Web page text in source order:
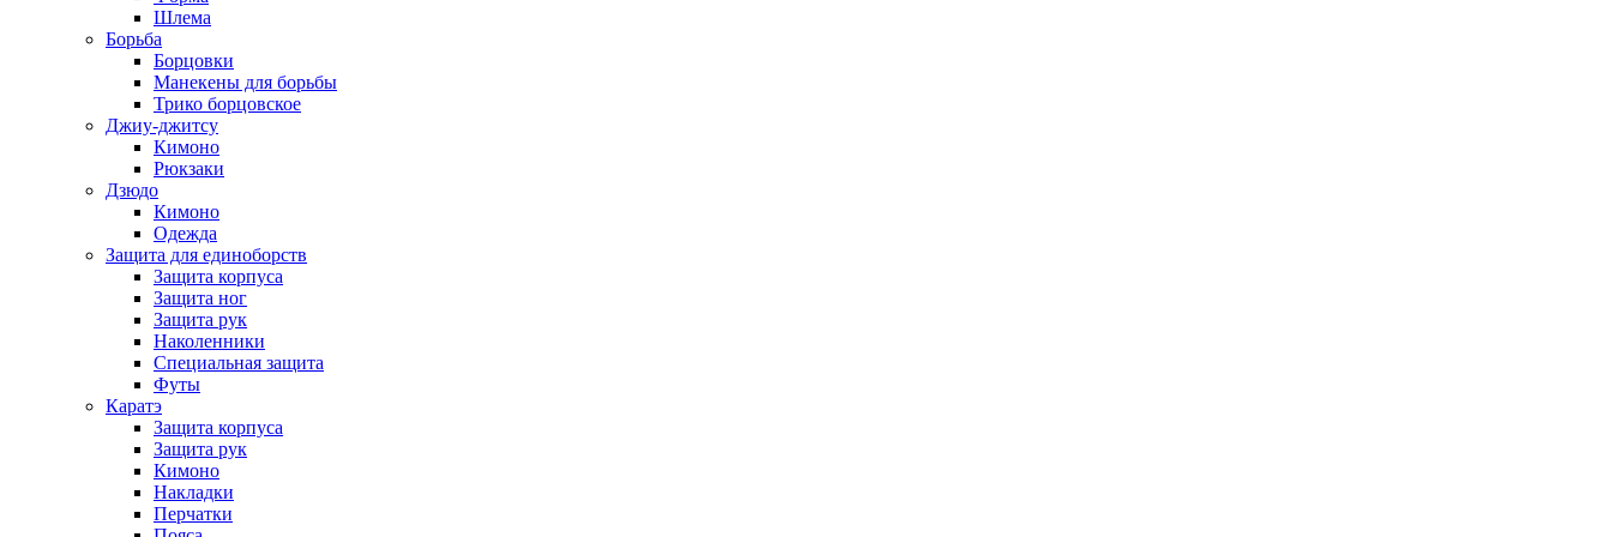
Шлема
Борьба
Борцовки
Манекены для борьбы
Трико борцовское
Джиу-джитсу
Кимоно
Рюкзаки
Дзюдо
Кимоно
Одежда
Защита для единоборств
Защита корпуса
Защита ног
Защита рук
Наколенники
Специальная защита
Футы
Каратэ
Защита корпуса
Защита рук
Кимоно
Накладки
Перчатки